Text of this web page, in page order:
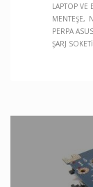
LAPTOP VE
MENTEŞE
PERPA
ŞARJ SOKETI